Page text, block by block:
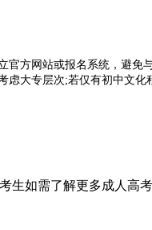
网站或报名系统，避免
大专层次;若仅有初中文化
提供的是中专学历，而
生如需了解更多成人